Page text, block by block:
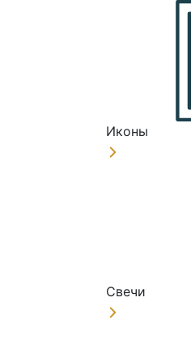
Иконы
Свечи